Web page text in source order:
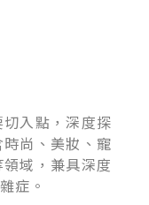
入點，深度探
尚、美妝、寵
域，兼具深度
症。